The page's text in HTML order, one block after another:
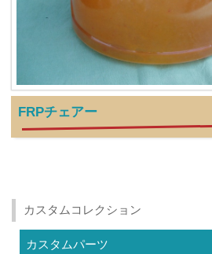
FRPチェアー
カスタムコレクション
カスタムパーツ